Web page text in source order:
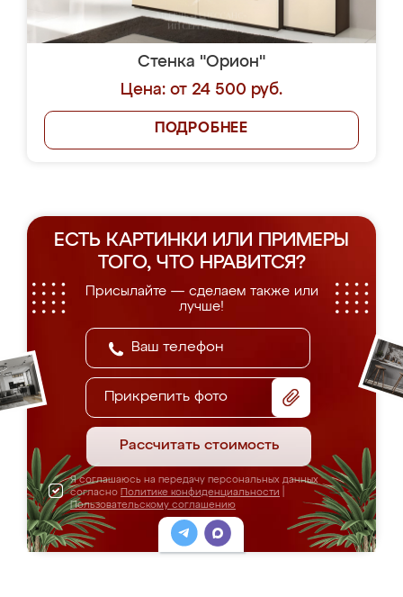
Стенка "Орион"
Цена: от 24 500 руб.
ПОДРОБНЕЕ
ЕСТЬ КАРТИНКИ ИЛИ ПРИМЕРЫ
ТОГО, ЧТО НРАВИТСЯ?
Присылайте — сделаем также или
лучше!
Прикрепить фото
Рассчитать стоимость
Я соглашаюсь на передачу персональных данных
согласно Политике конфиденциальности
Пользовательскому соглашению